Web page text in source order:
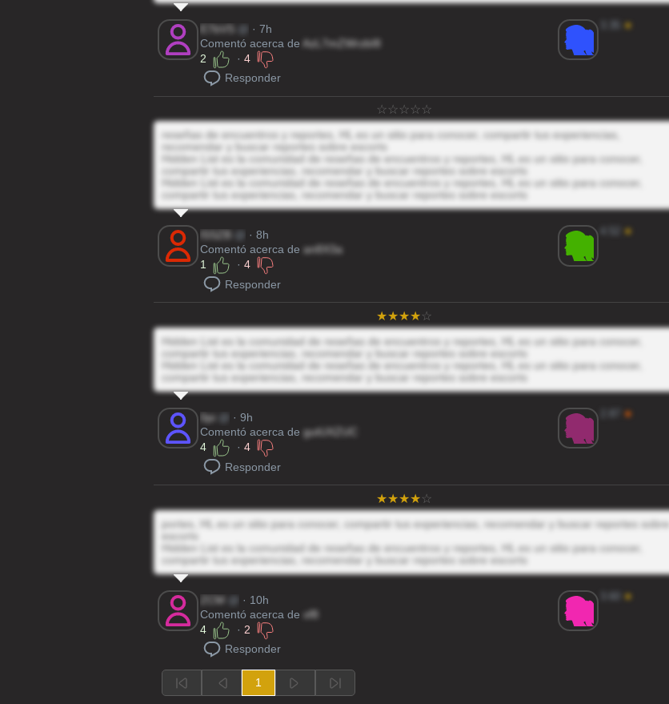
· 7h
Comentó acerca de
AzL7mZWrzbI8
2
· 4
Responder
★
reseñas de encuentros y reportes, HL es un sitio para conocer, compartir tus experiencias,
recomendar y buscar reportes sobre escorts
Hidden List es la comunidad de reseñas de encuentros y reportes, HL es un sitio para conocer,
compartir tus experiencias, recomendar y buscar reportes sobre escorts
Hidden List es la comunidad de reseñas de encuentros y reportes, HL es un sitio para conocer,
compartir tus experiencias, recomendar y buscar reportes sobre escorts
· 8h
Comentó acerca de an8X3a
1
· 4
Responder
★
Hidden List es la comunidad de reseñas de encuentros y reportes, HL es un sitio para conocer,
compartir tus experiencias, recomendar y buscar reportes sobre escorts
Hidden List es la comunidad de reseñas de encuentros y reportes, HL es un sitio para conocer,
compartir tus experiencias, recomendar y buscar reportes sobre escorts
0pi
· 9h
Comentó acerca de gutUXZUC
4
· 4
Responder
★
portes, HL es un sitio para conocer, compartir tus experiencias, recomendar y buscar reportes sobre
escorts
Hidden List es la comunidad de reseñas de encuentros y reportes, HL es un sitio para conocer,
compartir tus experiencias, recomendar y buscar reportes sobre escorts
ZCM
· 10h
Comentó acerca de xf8
4
· 2
Responder
★
1